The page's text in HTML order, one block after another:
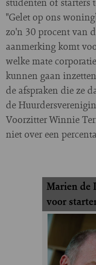
"Gelet op ons
zo'n 30 procent van
aanmerking komt
welke mate
kunnen gaan
de afspraken die ze
de
Voorzitter Winnie
niet over een
Marien de
voor